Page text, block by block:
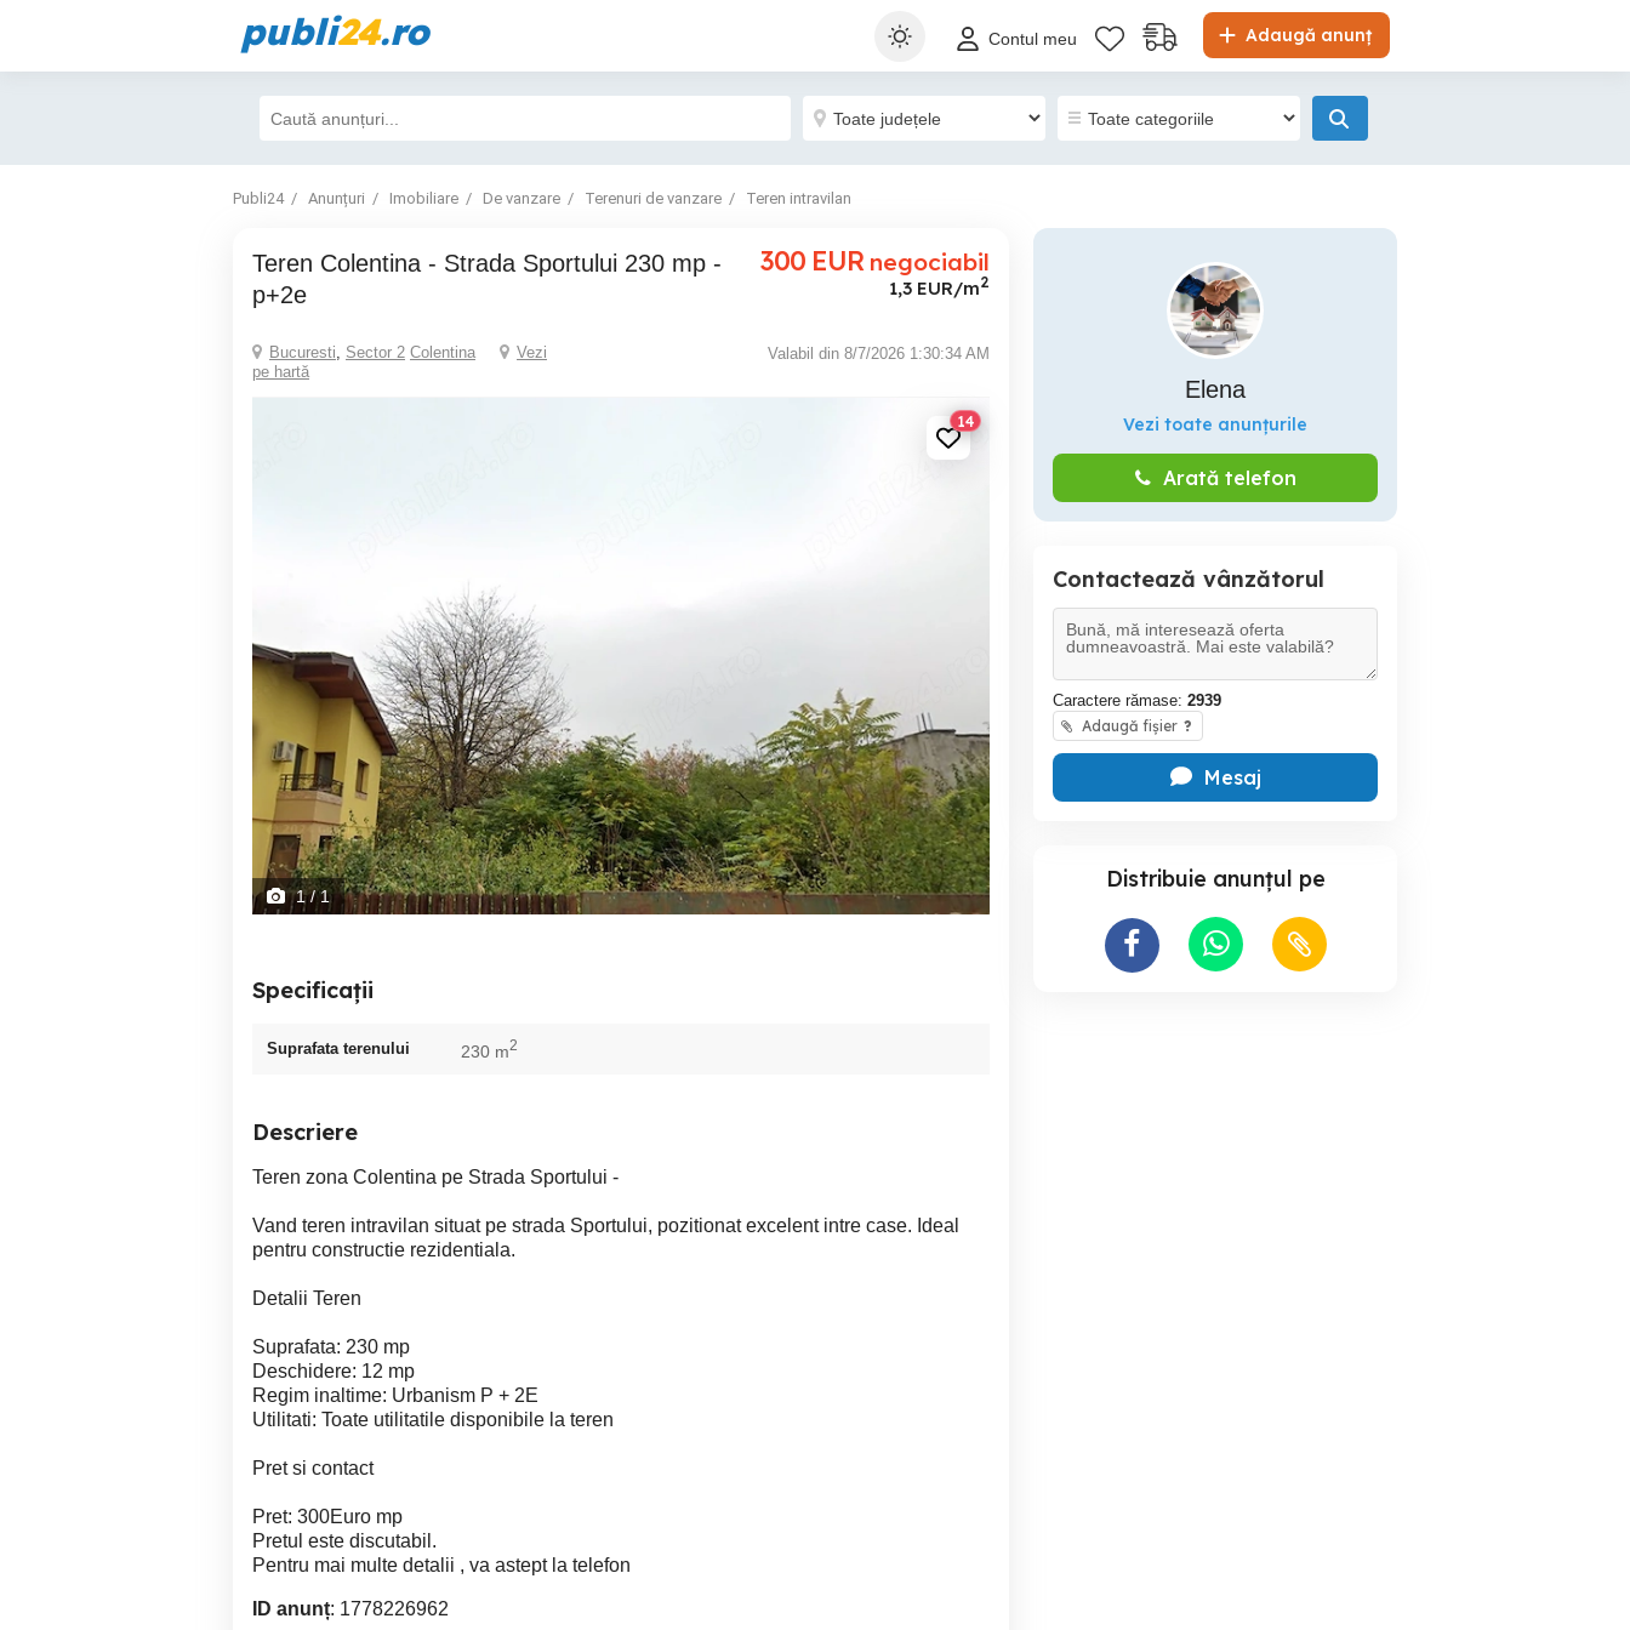
publi24.ro Adaugă anunț
Contul meu
Publi24 Anunțuri Imobiliare De vanzare Terenuri de vanzare Teren intravilan
Teren Colentina - Strada Sportului 230 mp -
p+2e
300 EUR negociabil
1,3 EUR/m2
Bucuresti, Sector 2 Colentina
Vezi
pe hartă
Valabil din 8/7/2026 1:30:34 AM
14
1/ 1
Specificații
Suprafata terenului 230 m2
Descriere
Teren zona Colentina pe Strada Sportului -
Vand teren intravilan situat pe strada Sportului, pozitionat excelent intre case. Ideal
pentru constructie rezidentiala.
Detalii Teren
Suprafata: 230 mp
Deschidere: 12 mp
Regim inaltime: Urbanism P + 2E
Utilitati: Toate utilitatile disponibile la teren
Pret si contact
Pret: 300Euro mp
Pretul este discutabil.
Pentru mai multe detalii , va astept la telefon
ID anunț: 1778226962
Elena
Vezi toate anunțurile
Arată telefon
Contactează vânzătorul
Caractere rămase: 2939
Adaugă fișier ?
Mesaj
Distribuie anunțul pe